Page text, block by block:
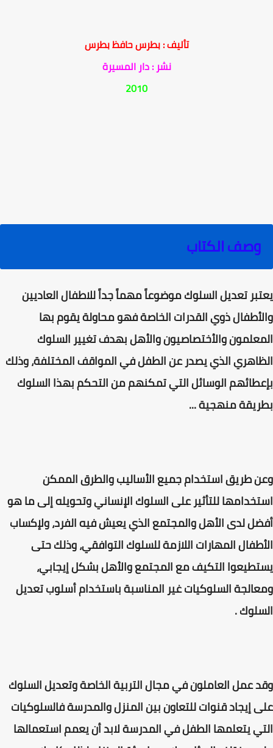
تأليف : بطرس حافظ بطرس
نشر : دار المسيرة
2010
وصف الكتاب
يعتبر تعديل السلوك موضوعاً مهماً جداً للاطفال العاديين
والأطفال ذوي القدرات الخاصة فهو محاولة يقوم بها
المعلمون والأختصاصيون والأهل بهدف تغيير السلوك
الظاهري الذي يصدر عن الطفل في المواقف المختلفة، وذلك
بإعطائهم الوسائل التي تمكنهم من التحكم بهذا السلوك
بطريقة منهجية ...
وعن طريق استخدام جميع الأساليب والطرق الممكن
استخدامها للتأثير على السلوك الإنساني وتحويله إلى ما هو
أفضل لدى الأهل والمجتمع الذي يعيش فيه الفرد، ولإكساب
الأطفال المهارات اللازمة للسلوك التوافقي، وذلك حتى
يستطيعوا التكيف مع المجتمع والأهل بشكل إيجابي،
ومعالجة السلوكيات غير المناسبة باستخدام أسلوب تعديل
السلوك .
وقد عمل العاملون في مجال التربية الخاصة وتعديل السلوك
على إيجاد قنوات للتعاون بين المنزل والمدرسة فالسلوكيات
التي يتعلمها الطفل في المدرسة لابد أن يعمم استعمالها